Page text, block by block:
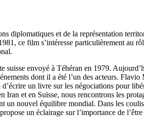
diplomatiques et de la représentation
ce film s’intéresse particulièrement au
suisse envoyé à Téhéran en 1979.
dont il a été l’un des acteurs. Flavio
un livre sur les négociations pour
Iran et en Suisse, nous rencontrons les
un nouvel équilibre mondial. Dans les
propose un éclairage sur l’importance de